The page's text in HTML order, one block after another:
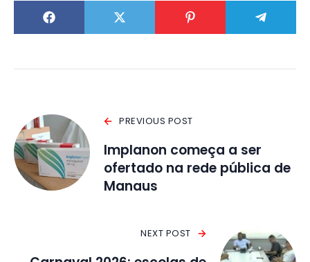
PREVIOUS POST
Implanon começa a ser
ofertado na rede pública de
Manaus
NEXT POST